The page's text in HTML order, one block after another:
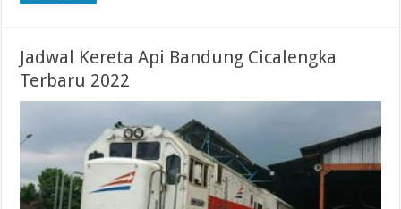
Jadwal Kereta Api Bandung Cicalengka
Terbaru 2022